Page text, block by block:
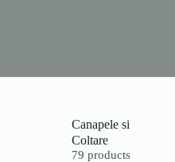
Canapele si
Coltare
79 products